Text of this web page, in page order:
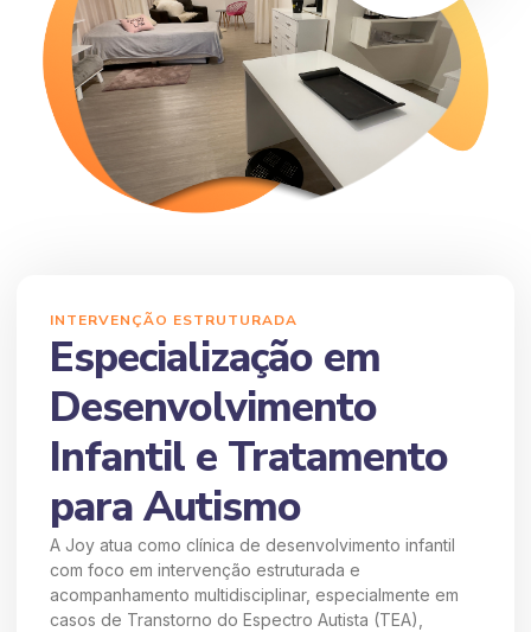
INTERVENÇÃO ESTRUTURADA
Especialização em
Desenvolvimento
Infantil e Tratamento
para Autismo
A Joy atua como clínica de desenvolvimento infantil
com foco em intervenção estruturada e
acompanhamento multidisciplinar, especialmente em
casos de Transtorno do Espectro Autista (TEA),